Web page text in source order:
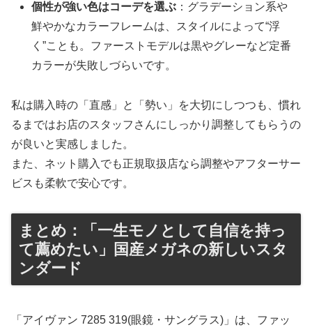
個性が強い色はコーデを選ぶ ：グラデーション系や
鮮やかなカラーフレームは、スタイルによって“浮
く”ことも。ファーストモデルは黒やグレーなど定番
カラーが失敗しづらいです。
私は購入時の「直感」と「勢い」を大切にしつつも、慣れ
るまではお店のスタッフさんにしっかり調整してもらうの
が良いと実感しました。
また、ネット購入でも正規取扱店なら調整やアフターサー
ビスも柔軟で安心です。
まとめ：「一生モノとして自信を持っ
て薦めたい」国産メガネの新しいスタ
ンダード
「アイヴァン 7285 319(眼鏡・サングラス)」は、ファッ